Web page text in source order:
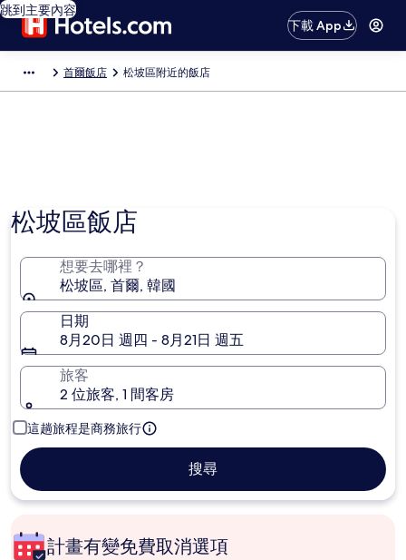
跳到主要內容
下載 App
首爾飯店 松坡區附近的飯店
松坡區飯店
想要去哪裡？
松坡區, 首爾, 韓國
日期
8月20日 週四 - 8月21日 週五
旅客
2 位旅客, 1 間客房
這趟旅程是商務旅行
搜尋
計畫有變免費取消選項